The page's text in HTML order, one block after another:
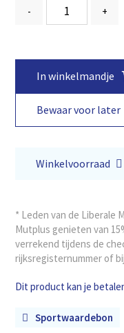
- +
In winkelmandje
Bewaar voor later
Winkelvoorraad
* Leden van de Liberale
Mutplus genieten van
verrekend tijdens de
rijksregisternummer of
Dit product kan je
Sportwaardebon